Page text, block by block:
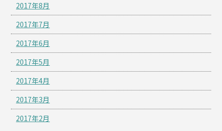
2017年8月
2017年7月
2017年6月
2017年5月
2017年4月
2017年3月
2017年2月